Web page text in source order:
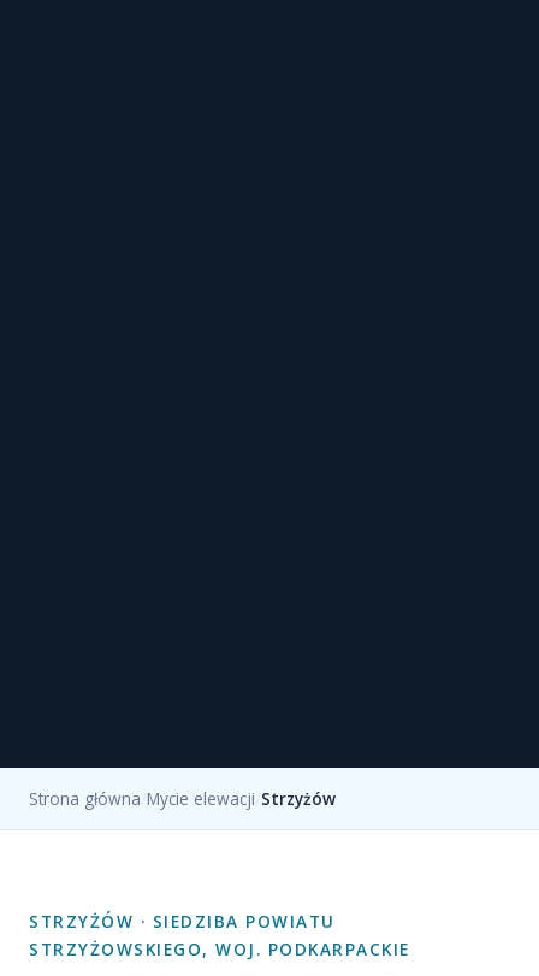
Strona główna Mycie elewacji Strzyżów
STRZYŻÓW · SIEDZIBA POWIATU
STRZYŻOWSKIEGO, WOJ. PODKARPACKIE